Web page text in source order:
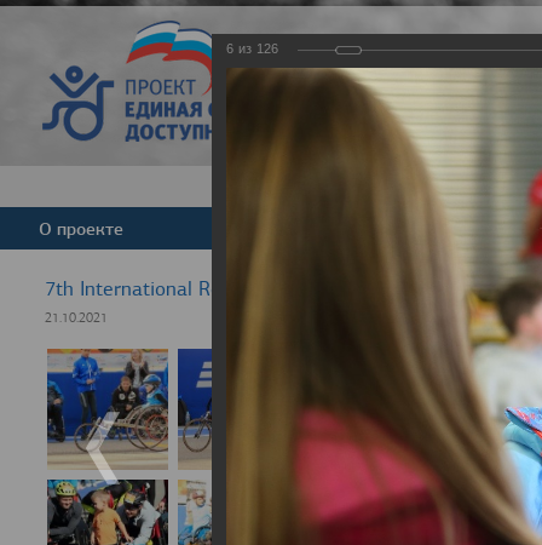
Версия для
О проекте
7th International Rezept-Sport Wheelchair Half
21.10.2021
6 из 126